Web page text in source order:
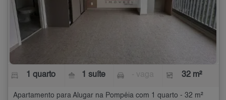
1 quarto 1 suíte 32 m²
Apartamento para Alugar na Pompéia com 1 quarto - 32 m²